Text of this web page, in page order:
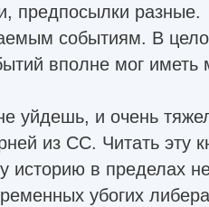
предпосылки разные.
событиям. В
вполне мог иметь
уйдешь, и очень
из СС. Читать эту
в пределах
убогих